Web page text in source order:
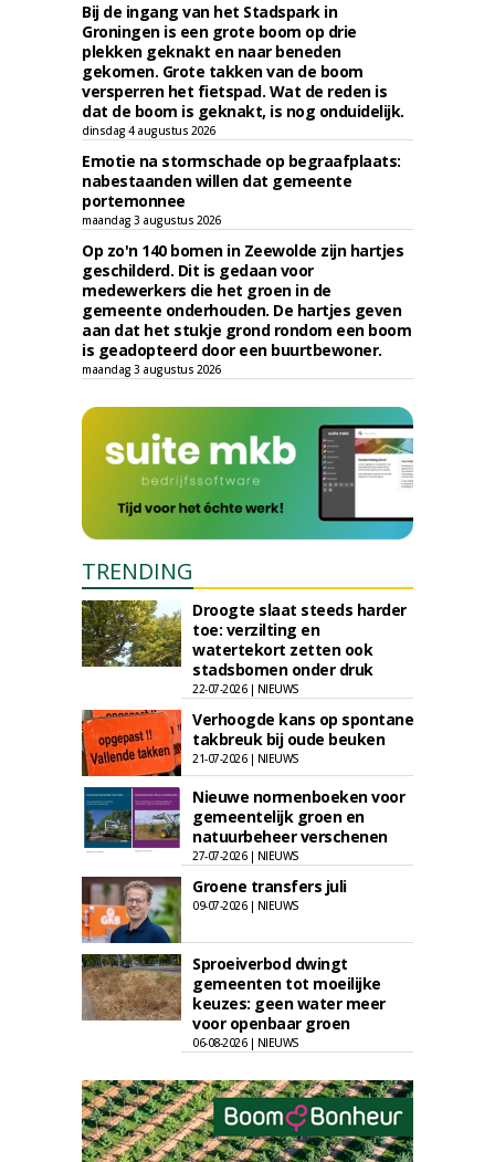
Bij de ingang van het Stadspark in
Groningen is een grote boom op drie
plekken geknakt en naar beneden
gekomen. Grote takken van de boom
versperren het fietspad. Wat de reden is
dat de boom is geknakt, is nog onduidelijk.
dinsdag 4 augustus 2026
Emotie na stormschade op begraafplaats:
nabestaanden willen dat gemeente
portemonnee
maandag 3 augustus 2026
Op zo'n 140 bomen in Zeewolde zijn hartjes
geschilderd. Dit is gedaan voor
medewerkers die het groen in de
gemeente onderhouden. De hartjes geven
aan dat het stukje grond rondom een boom
is geadopteerd door een buurtbewoner.
maandag 3 augustus 2026
TRENDING
Droogte slaat steeds harder
toe: verzilting en
watertekort zetten ook
stadsbomen onder druk
22-07-2026 | NIEUWS
Verhoogde kans op spontane
takbreuk bij oude beuken
21-07-2026 | NIEUWS
Nieuwe normenboeken voor
gemeentelijk groen en
natuurbeheer verschenen
27-07-2026 | NIEUWS
Groene transfers juli
09-07-2026 | NIEUWS
Sproeiverbod dwingt
gemeenten tot moeilijke
keuzes: geen water meer
voor openbaar groen
06-08-2026 | NIEUWS